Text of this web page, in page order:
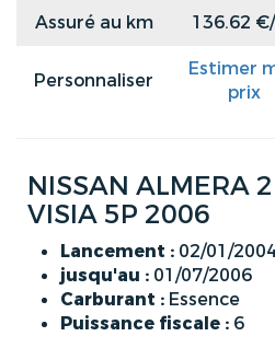
Assuré au km 136.62
Personnaliser
Estimer
prix
NISSAN ALMERA
VISIA 5P 2006
Lancement : 02/01/
jusqu'au : 01/07/2006
Carburant : Essence
Puissance fiscale : 6